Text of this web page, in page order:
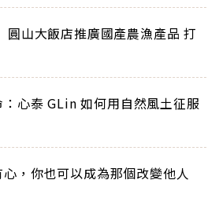
圓山大飯店推廣國產農漁產品 打
心泰 GLin 如何用自然風土征服
，你也可以成為那個改變他人